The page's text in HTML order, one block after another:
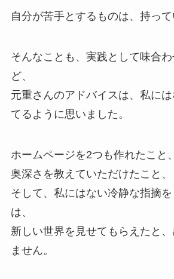
自分が苦手とするものは、持って
そんなことも、実践として味合
ど、
元重さんのアドバイスは、私に
てるように思いました。
ホームページを2つも作れたこと
奥深さを教えていただけたこと、
そして、私にはない冷静な指摘
は、
新しい世界を見せてもらえたと
ません。